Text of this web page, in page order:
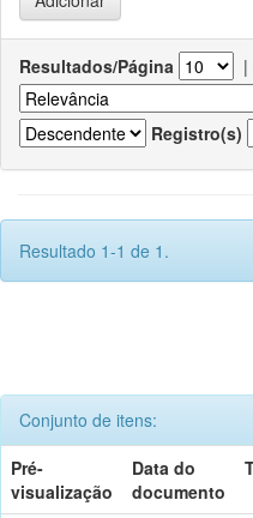
Resultados/Página |
Registro(s)
Resultado 1-1 de 1.
Conjunto de itens:
Pré-
visualização
Data do
documento